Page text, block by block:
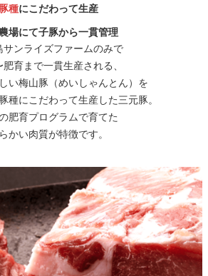
豚種にこだわって生産
場にて子豚から一貫管理
サンライズファームのみで
肥育まで一貫生産される、
い梅山豚（めいしゃんとん）を
種にこだわって生産した三元豚。
肥育プログラムで育てた
かい肉質が特徴です。